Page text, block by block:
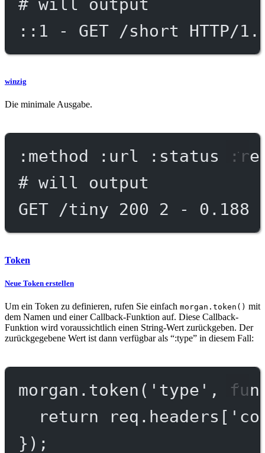
# will output
::1 - GET /short HTTP/
winzig
Die minimale Ausgabe.
:method :url :status
# will output
GET /tiny 200 2 - 0.188
Token
Neue Token erstellen
Um ein Token zu definieren, rufen Sie einfach morgan.token() mit
dem Namen und einer Callback-Funktion auf. Diese Callback-
Funktion wird voraussichtlich einen String-Wert zurückgeben. Der
zurückgegebene Wert ist dann verfügbar als “:type” in diesem Fall:
morgan. token ( 'type' ,
return req.headers[
});